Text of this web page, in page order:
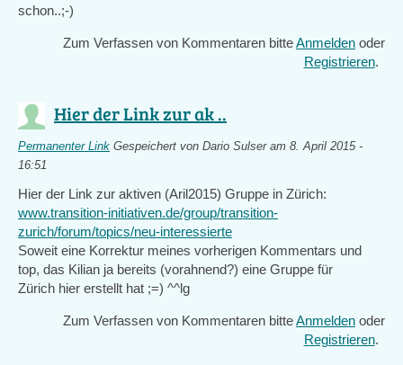
schon..;-)
Zum Verfassen von Kommentaren bitteAnmelden oder
Registrieren.
Hier der Link zur ak ..
Permanenter Link Gespeichert von Dario Sulseram 8. April 2015 -
16:51
Hier der Link zur aktiven (Aril2015) Gruppe in Zürich:
www.transition-initiativen.de/group/transition-
zurich/forum/topics/neu-interessierte
Soweit eine Korrektur meines vorherigen Kommentars und
top, das Kilian ja bereits (vorahnend?) eine Gruppe für
Zürich hier erstellt hat ;=) ^^lg
Zum Verfassen von Kommentaren bitteAnmelden oder
Registrieren.